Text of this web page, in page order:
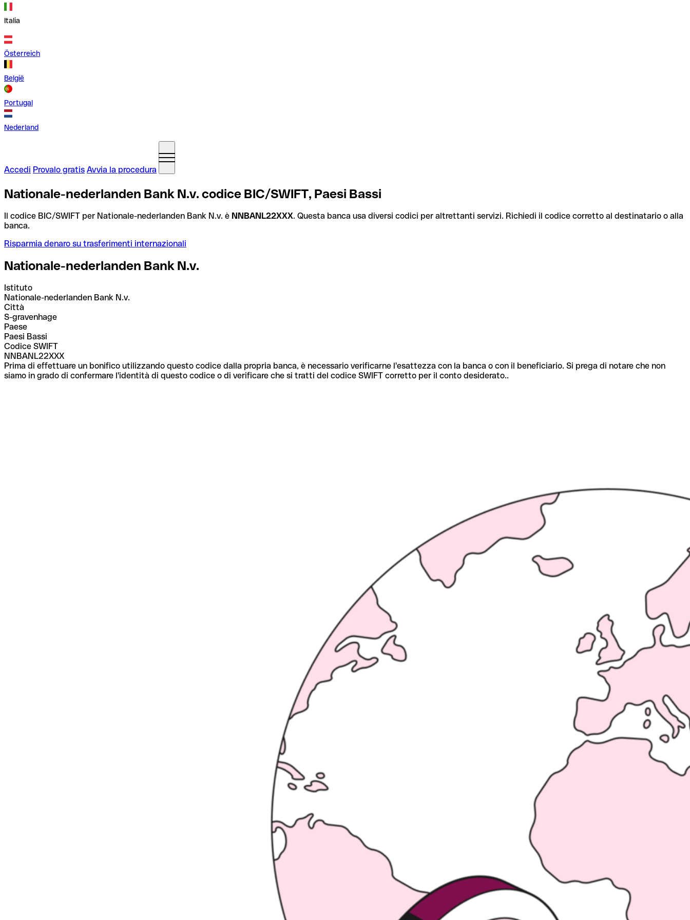
Italia
Österreich
België
Portugal
Nederland
Accedi Provalo gratis Avvia la procedura
Nationale-nederlanden Bank N.v. codice BIC/SWIFT, Paesi Bassi
Il codice BIC/SWIFT per Nationale-nederlanden Bank N.v. è NNBANL22XXX. Questa banca usa diversi codici per altrettanti servizi. Richiedi il codice corretto al destinatario o alla
banca.
Risparmia denaro su trasferimenti internazionali
Nationale-nederlanden Bank N.v.
Istituto
Nationale-nederlanden Bank N.v.
Città
S-gravenhage
Paese
Paesi Bassi
Codice SWIFT
NNBANL22XXX
Prima di effettuare un bonifico utilizzando questo codice dalla propria banca, è necessario verificarne l'esattezza con la banca o con il beneficiario. Si prega di notare che non
siamo in grado di confermare l'identità di questo codice o di verificare che si tratti del codice SWIFT corretto per il conto desiderato..